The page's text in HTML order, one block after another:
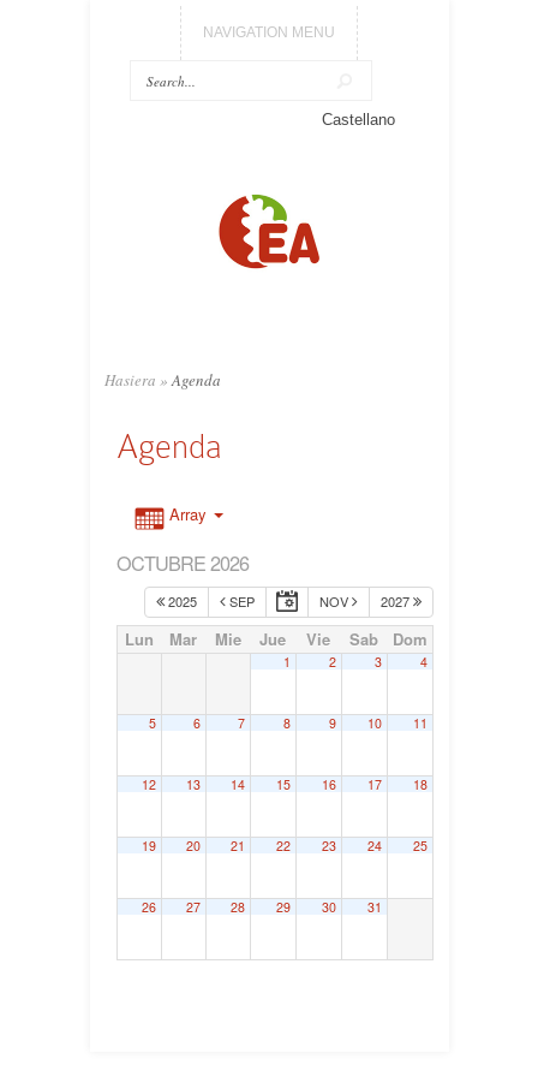
NAVIGATION MENU
Castellano
Hasiera » Agenda
Agenda
Array
OCTUBRE 2026
2025 SEP NOV 2027
Lun Mar Mie Jue Vie Sab Dom
1 2 3 4
5 6 7 8 9 10 11
12 13 14 15 16 17 18
19 20 21 22 23 24 25
26 27 28 29 30 31